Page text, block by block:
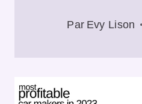
Par Evy Lison